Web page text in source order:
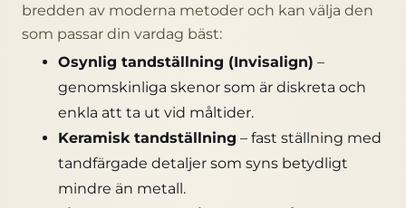
bredden av moderna metoder och kan välja den
som passar din vardag bäst:
Osynlig tandställning (Invisalign) –
genomskinliga skenor som är diskreta och
enkla att ta ut vid måltider.
Keramisk tandställning – fast ställning med
tandfärgade detaljer som syns betydligt
mindre än metall.